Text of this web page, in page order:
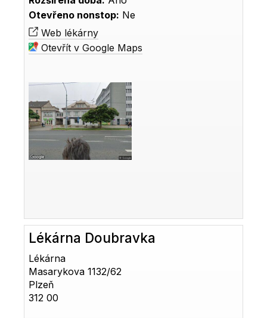
Otevřeno nonstop: Ne
Web lékárny
Otevřít v Google Maps
Lékárna Doubravka
Lékárna
Masarykova 1132/62
Plzeň
312 00